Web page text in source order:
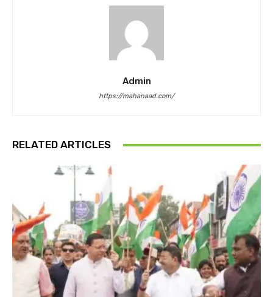
Admin
https://mahanaad.com/
RELATED ARTICLES